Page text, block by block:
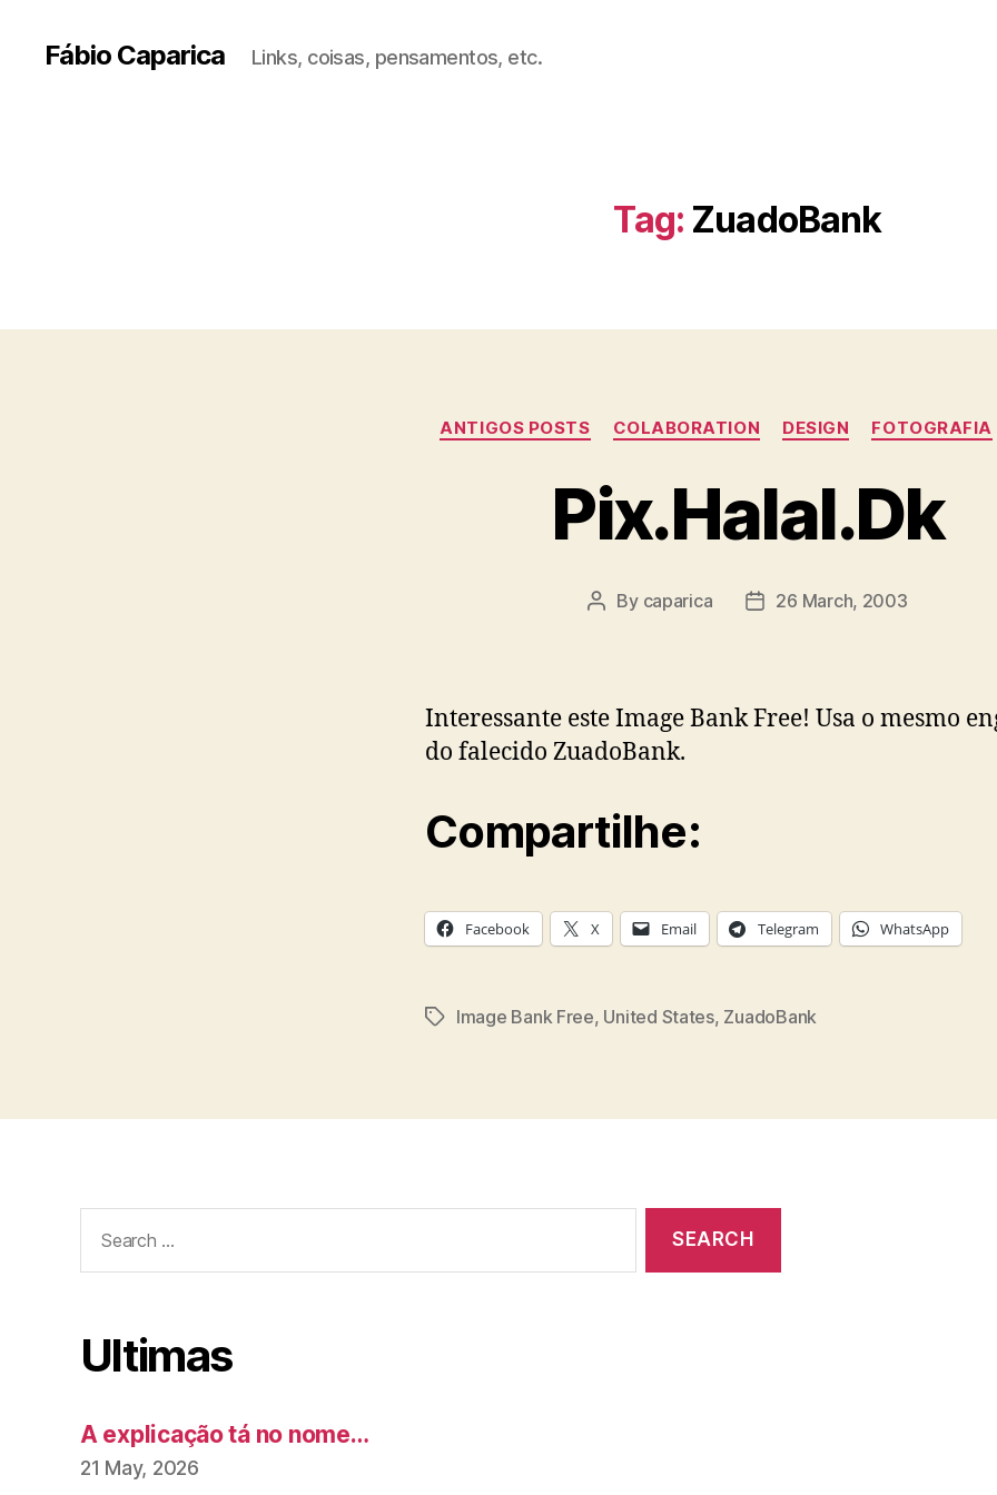
Fábio Caparica Links, coisas, pensamentos, etc.
Tag: ZuadoBank
Categories
ANTIGOS POSTS COLABORATION DESIGN FOTOGRAFIA
Pix.Halal.Dk
Post
By caparica
Post26 March, 2003
Interessante este Image Bank Free! Usa o mesmo
do falecido ZuadoBank.
Compartilhe:
Facebook X Email Telegram WhatsApp
TagsImage Bank Free, United States, ZuadoBank
for:
Ultimas
A explicação tá no nome…
21 May, 2026